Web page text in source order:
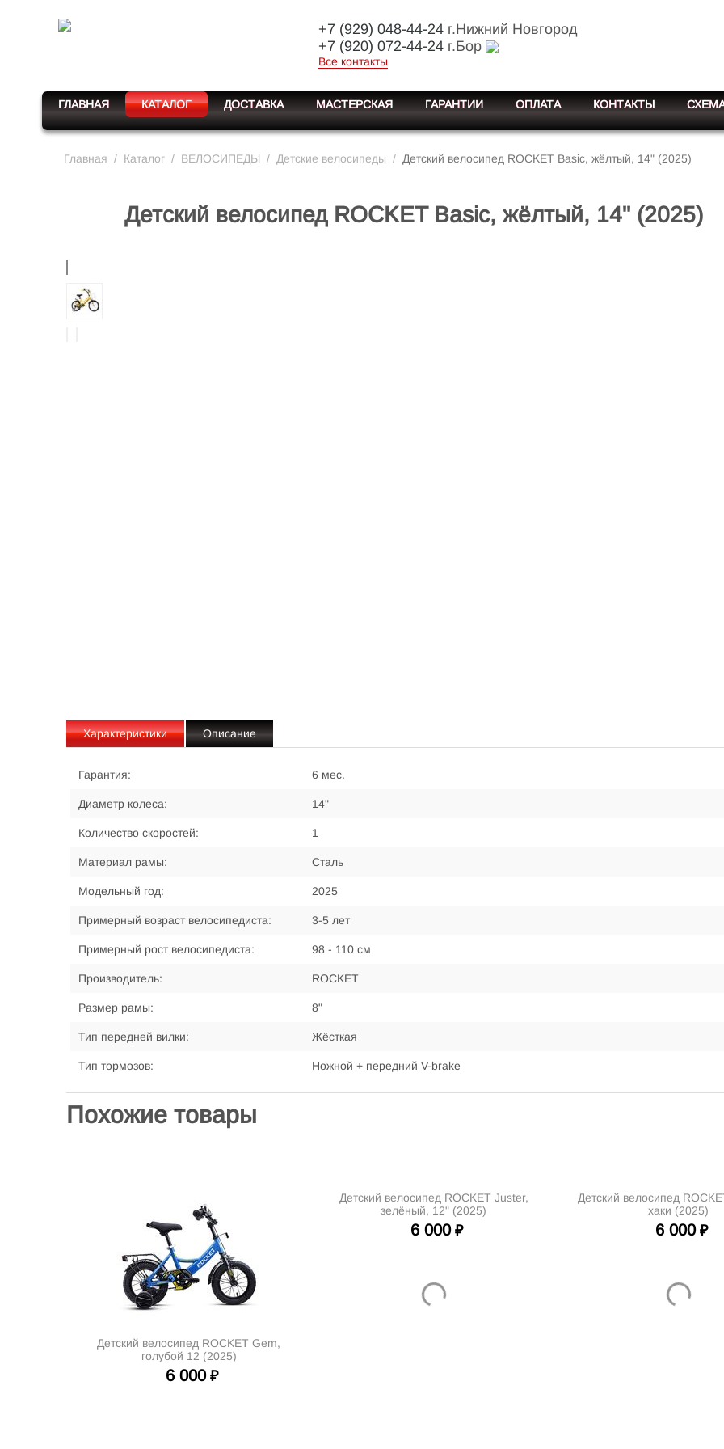
+7 (929) 048-44-24г.Нижний Новгород
+7 (920) 072-44-24г.Бор
Все контакты
ГЛАВНАЯ КАТАЛОГ ДОСТАВКА МАСТЕРСКАЯ ГАРАНТИИ ОПЛАТА КОНТАКТЫ
Главная / Каталог / ВЕЛОСИПЕДЫ / Детские велосипеды / Детский велосипед ROCKET Basic, жёлтый, 14" (2025)
Детский велосипед ROCKET Basic, жёлтый, 14" (2025)
Характеристики Описание
Гарантия: 6 мес.
Диаметр колеса: 14"
Количество скоростей: 1
Материал рамы: Сталь
Модельный год: 2025
Примерный возраст велосипедиста: 3-5 лет
Примерный рост велосипедиста: 98 - 110 см
Производитель: ROCKET
Размер рамы: 8"
Тип передней вилки: Жёсткая
Тип тормозов: Ножной + передний V-brake
Похожие товары
Детский велосипед ROCKET Gem,
голубой 12 (2025)
6 000 ₽
Детский велосипед ROCKET Juster,
зелёный, 12" (2025)
6 000 ₽
Детский велосипед
хаки (2025)
6 000 ₽